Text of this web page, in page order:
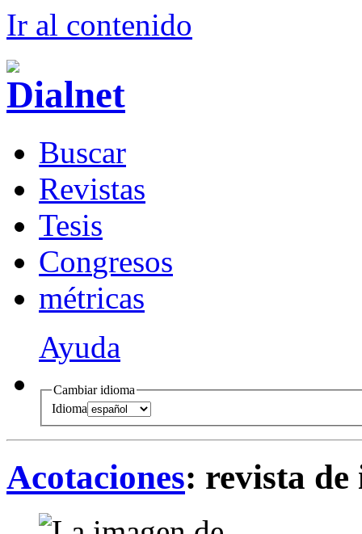
Ir al contenido
Buscar
Revistas
Tesis
Congresos
métricas
Ayuda
Cambiar idioma
Idioma
Acotaciones: revista